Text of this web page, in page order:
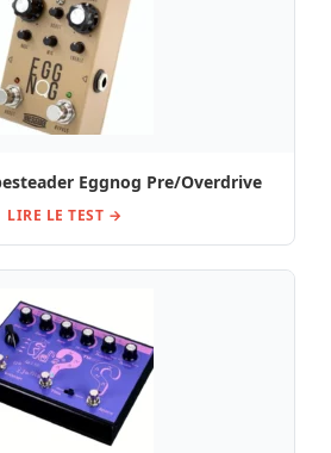
Eggnog Pre/Overdrive
LIRE LE TEST →